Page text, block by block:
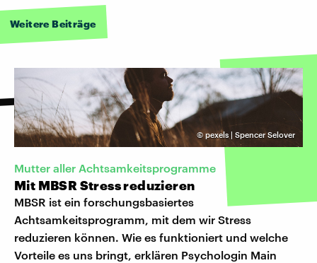
Weitere Beiträge
© pexels | Spencer Selover
Mutter aller Achtsamkeitsprogramme
Mit MBSR Stress reduzieren
MBSR ist ein forschungsbasiertes
Achtsamkeitsprogramm, mit dem wir Stress
reduzieren können. Wie es funktioniert und welche
Vorteile es uns bringt, erklären Psychologin Main